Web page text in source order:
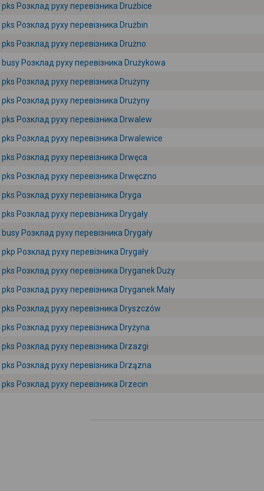
pks Розклад руху перевізника Drużbice
pks Розклад руху перевізника Drużbin
pks Розклад руху перевізника Drużno
busy Розклад руху перевізника Drużykowa
pks Розклад руху перевізника Drużyny
pks Розклад руху перевізника Drużyny
pks Розклад руху перевізника Drwalew
pks Розклад руху перевізника Drwalewice
pks Розклад руху перевізника Drwęca
pks Розклад руху перевізника Drwęczno
pks Розклад руху перевізника Dryga
pks Розклад руху перевізника Drygały
busy Розклад руху перевізника Drygały
pkp Розклад руху перевізника Drygały
pks Розклад руху перевізника Dryganek Duży
pks Розклад руху перевізника Dryganek Mały
pks Розклад руху перевізника Dryszczów
pks Розклад руху перевізника Dryżyna
pks Розклад руху перевізника Drzazgi
pks Розклад руху перевізника Drzązna
pks Розклад руху перевізника Drzecin